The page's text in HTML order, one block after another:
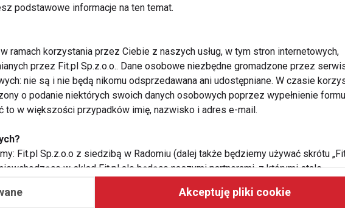
sposób na trening
podstawowe informacje na ten temat.
ramach korzystania przez Ciebie z naszych usług, w tym stron internetowych,
przez Fit.pl Sp.z.o.o.. Dane osobowe niezbędne gromadzone przez
nie są i nie będą nikomu odsprzedawana ani udostępniane. W czasie
o podanie niektórych swoich danych osobowych poprzez wypełnienie
to w większości przypadków imię, nazwisko i adres e-mail.
Fit.pl Sp.z.o.o z siedzibą w Radomiu (dalej także będziemy używać skrótu
w skład Fit.pl ale będące naszymi partnerami, z którymi stale
Akceptuję pliki cookie